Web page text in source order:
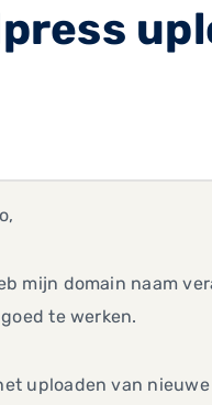
mijn domain naam
te werken.
uploaden van